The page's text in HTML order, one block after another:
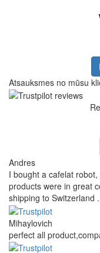
Atsauksmes no mūsu
Andres
I bought a cafelat
products were in great
shipping to Switzerland
Mihaylovich
perfect all